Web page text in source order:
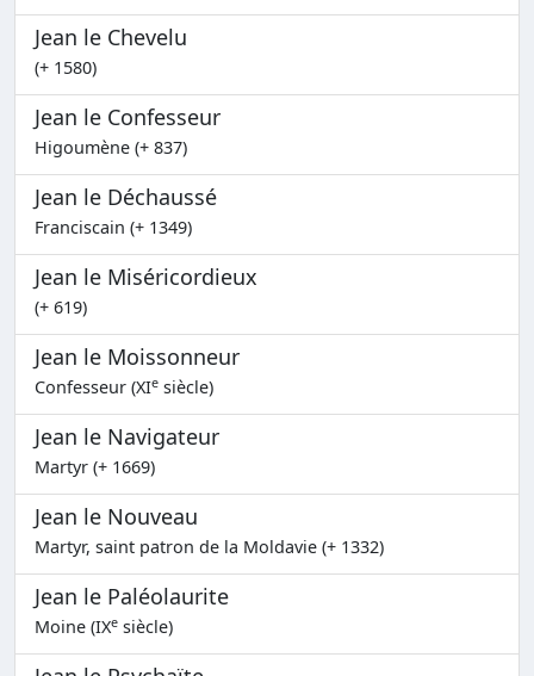
Jean le Chevelu
(+ 1580)
Jean le Confesseur
Higoumène (+ 837)
Jean le Déchaussé
Franciscain (+ 1349)
Jean le Miséricordieux
(+ 619)
Jean le Moissonneur
Confesseur (XIe siècle)
Jean le Navigateur
Martyr (+ 1669)
Jean le Nouveau
Martyr, saint patron de la Moldavie (+ 1332)
Jean le Paléolaurite
Moine (IXe siècle)